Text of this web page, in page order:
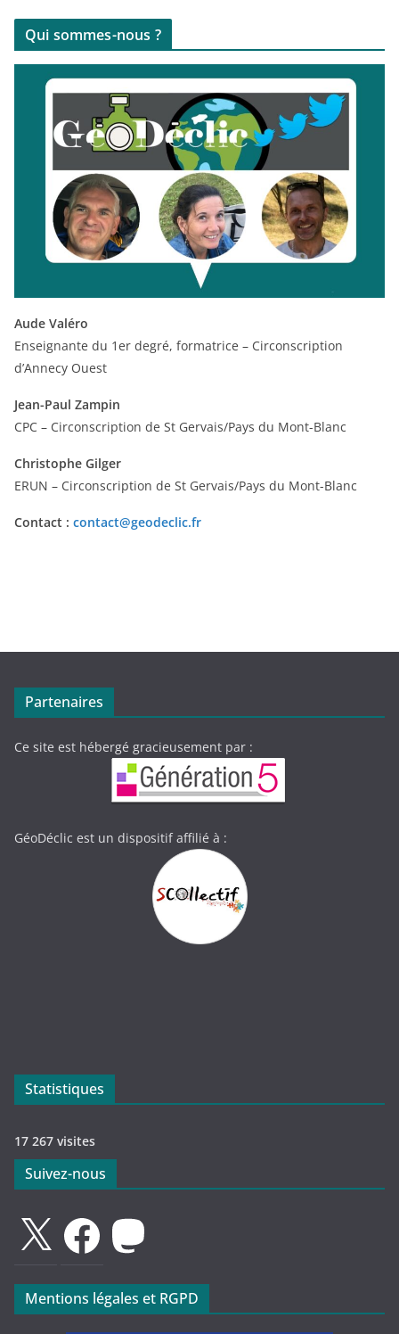
Qui sommes-nous ?
Aude Valéro
Enseignante du 1er degré, formatrice – Circonscription
d’Annecy Ouest
Jean-Paul Zampin
CPC – Circonscription de St Gervais/Pays du Mont-Blanc
Christophe Gilger
ERUN – Circonscription de St Gervais/Pays du Mont-Blanc
Contact : contact@geodeclic.fr
Partenaires
Ce site est hébergé gracieusement par :
GéoDéclic est un dispositif affilié à :
Statistiques
17 267 visites
Suivez-nous
FacebookMastodon
Mentions légales et RGPD